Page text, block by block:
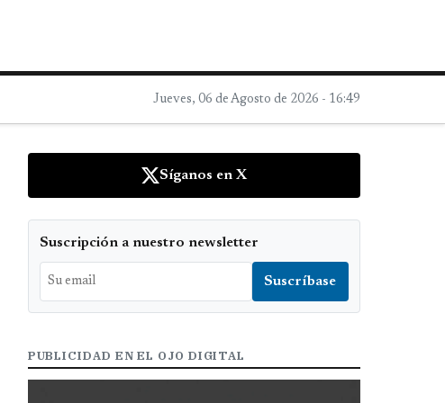
Jueves, 06 de Agosto de 2026 - 16:49
Síganos en X
Suscripción a nuestro newsletter
PUBLICIDAD EN EL OJO DIGITAL